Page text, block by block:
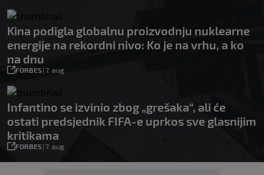
Kina podigla globalnu proizvodnju nuklearne
energije na rekordni nivo: Ko je na vrhu, a ko
na dnu
FORBES| 7. aug.
Infantino se izvinio zbog „grešaka“, ali će
ostati predsjednik FIFA-e uprkos sve glasnijim
kritikama
FORBES| 7. aug.